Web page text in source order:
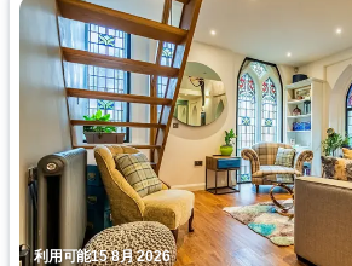
利用可能15 8月 2026